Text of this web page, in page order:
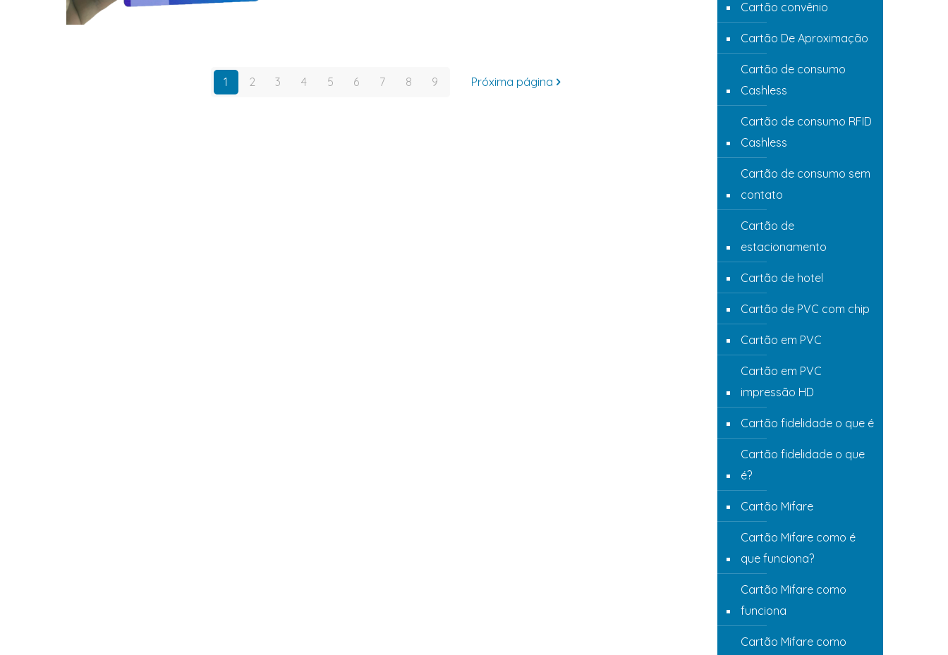
1 2 3 4 5 6 7 8 9 Próxima página
Cartão convênio
Cartão De Aproximação
Cartão de consumo
Cashless
Cartão de consumo RFID
Cashless
Cartão de consumo sem
contato
Cartão de
estacionamento
Cartão de hotel
Cartão de PVC com chip
Cartão em PVC
Cartão em PVC
impressão HD
Cartão fidelidade o que é
Cartão fidelidade o que
é?
Cartão Mifare
Cartão Mifare como é
que funciona?
Cartão Mifare como
funciona
Cartão Mifare como